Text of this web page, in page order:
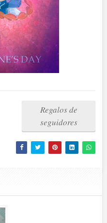
Regalos de
seguidores